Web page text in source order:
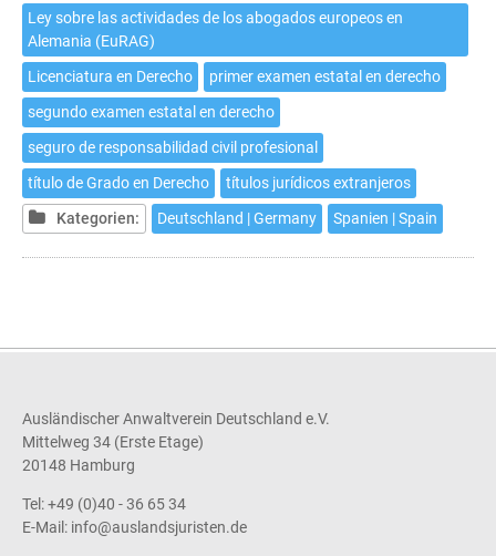
Ley sobre las actividades de los abogados europeos en
Alemania (EuRAG)
Licenciatura en Derecho
primer examen estatal en derecho
segundo examen estatal en derecho
seguro de responsabilidad civil profesional
título de Grado en Derecho
títulos jurídicos extranjeros
Kategorien:
Deutschland | Germany Spanien | Spain
Ausländischer Anwaltverein Deutschland e.V.
Mittelweg 34 (Erste Etage)
20148 Hamburg
Tel: +49 (0)40 - 36 65 34
E-Mail: info@auslandsjuristen.de